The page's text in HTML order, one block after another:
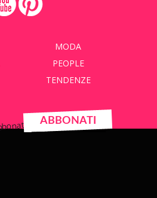
MODA
PEOPLE
TENDENZE
ABBONATI